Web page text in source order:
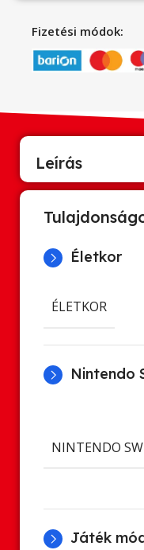
Fizetési módok:
Leírás
Életkor
ÉLETKOR
Nintendo
NINTENDO
Játék